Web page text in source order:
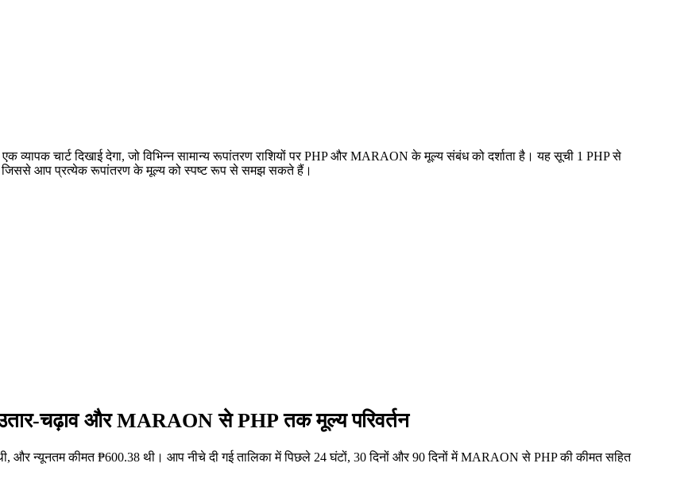
चार्ट दिखाई देगा, जो विभिन्न सामान्य रूपांतरण राशियों पर PHP और MARAON के मूल्य संबंध को दर्शाता है। यह सूची 1 PHP से
जिससे आप प्रत्येक रूपांतरण के मूल्य को स्पष्ट रूप से समझ सकते हैं।
चढ़ाव और MARAON से PHP तक मूल्य परिवर्तन
न्यूनतम कीमत ₱600.38 थी। आप नीचे दी गई तालिका में पिछले 24 घंटों, 30 दिनों और 90 दिनों में MARAON से PHP की कीमत सहित